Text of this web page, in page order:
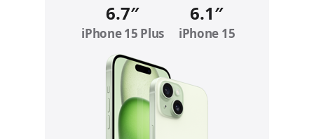
6.7″
iPhone 15 PlusRefer to legal disclaimers
6.1″
iPhone 15